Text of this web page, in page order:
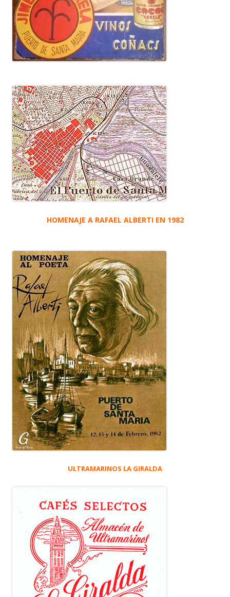
HOMENAJE A RAFAEL ALBERTI EN 1982
ULTRAMARINOS LA GIRALDA